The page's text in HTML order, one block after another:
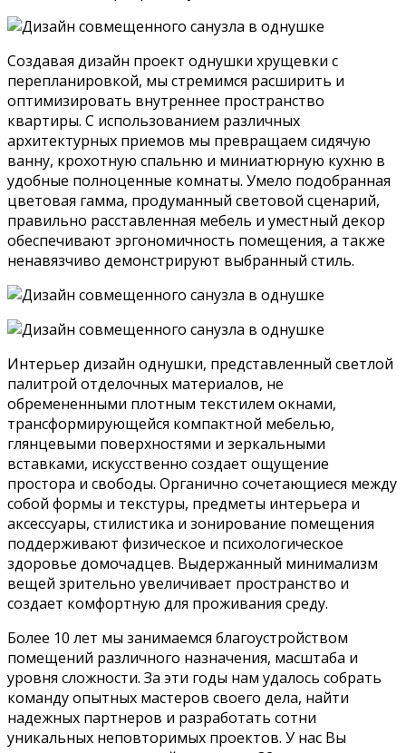
Создавая дизайн проект однушки хрущевки с
перепланировкой, мы стремимся расширить и
оптимизировать внутреннее пространство
квартиры. С использованием различных
архитектурных приемов мы превращаем сидячую
ванну, крохотную спальню и миниатюрную кухню в
удобные полноценные комнаты. Умело подобранная
цветовая гамма, продуманный световой сценарий,
правильно расставленная мебель и уместный декор
обеспечивают эргономичность помещения, а также
ненавязчиво демонстрируют выбранный стиль.
Интерьер дизайн однушки, представленный светлой
палитрой отделочных материалов, не
обремененными плотным текстилем окнами,
трансформирующейся компактной мебелью,
глянцевыми поверхностями и зеркальными
вставками, искусственно создает ощущение
простора и свободы. Органично сочетающиеся между
собой формы и текстуры, предметы интерьера и
аксессуары, стилистика и зонирование помещения
поддерживают физическое и психологическое
здоровье домочадцев. Выдержанный минимализм
вещей зрительно увеличивает пространство и
создает комфортную для проживания среду.
Более 10 лет мы занимаемся благоустройством
помещений различного назначения, масштаба и
уровня сложности. За эти годы нам удалось собрать
команду опытных мастеров своего дела, найти
надежных партнеров и разработать сотни
уникальных неповторимых проектов. У нас Вы